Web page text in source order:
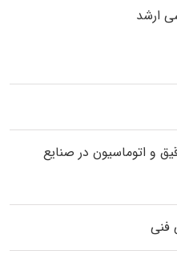
ارشد
و اتوماسیون در صنایع
فنی